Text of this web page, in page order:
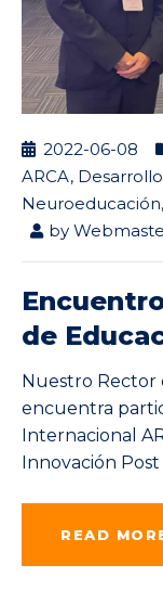
2022-06-08
ARCA, Desarrollo
Neuroeducación,
by
de
Nuestro Rector
encuentra
Internacional
Innovación
READ